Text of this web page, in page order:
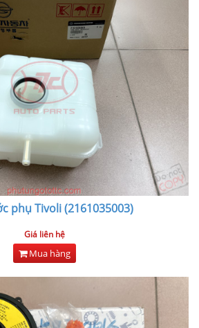
phụ Tivoli (2161035003)
Giá liên hệ
Mua hàng